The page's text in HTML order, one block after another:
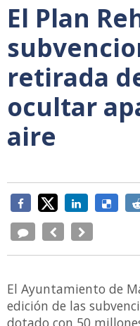
El Plan
retirada
ocultar
aire
El Ayuntamiento de
edición de las
dotado con 50